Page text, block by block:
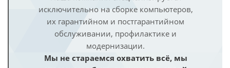
исключительно на сборке компьютеров,
их гарантийном и постгарантийном
обслуживании, профилактике и
модернизации.
Мы не стараемся охватить всё, мы